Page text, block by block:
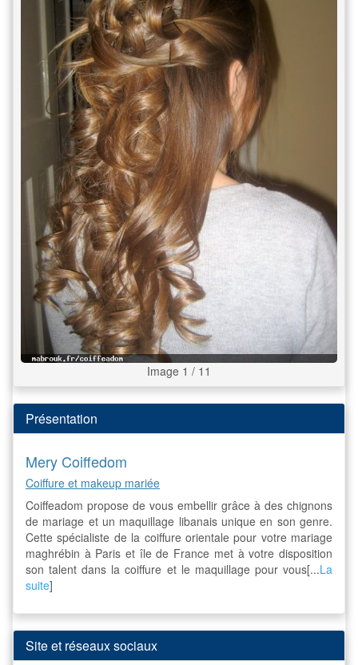
Image 1 / 11
Présentation
Mery Coiffedom
Coiffure et makeup mariée
Coiffeadom propose de vous embellir grâce à des chignons
de mariage et un maquillage libanais unique en son genre.
Cette spécialiste de la coiffure orientale pour votre mariage
maghrébin à Paris et île de France met à votre disposition
son talent dans la coiffure et le maquillage pour vous[...La
suite]
Site et réseaux sociaux